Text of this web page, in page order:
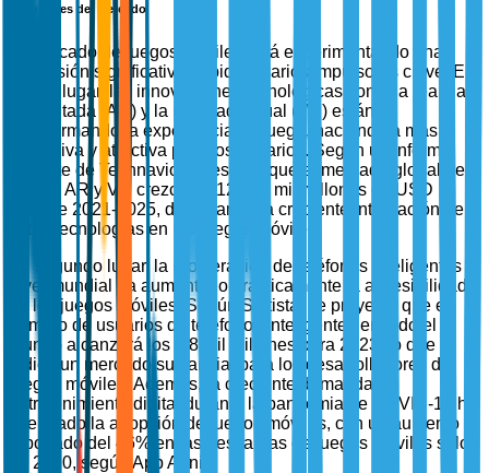
Impulsores del Mercado
El mercado de juegos móviles está experimentando una
expansión significativa debido a varios impulsores clave. En
primer lugar, las innovaciones tecnológicas como la realidad
aumentada (AR) y la realidad virtual (VR) están
transformando la experiencia de juego, haciéndola más
inmersiva y atractiva para los usuarios. Según un informe
reciente de Technavio, se espera que el mercado global de
juegos AR y VR crezca en 125.19 mil millones de USD
durante 2021-2025, destacando la creciente integración de
estas tecnologías en los juegos móviles.
En segundo lugar, la proliferación de teléfonos inteligentes a
nivel mundial ha aumentado drásticamente la accesibilidad
de los juegos móviles. Según Statista, se proyecta que el
número de usuarios de teléfonos inteligentes en todo el
mundo alcanzará los 6.8 mil millones para 2023, lo que
indica un mercado sustancial para los desarrolladores de
juegos móviles. Además, la creciente demanda de
entretenimiento digital durante la pandemia de COVID-19 ha
acelerado la adopción de juegos móviles, con un aumento
reportado del 46% en las descargas de juegos móviles solo
en 2020, según App Annie.